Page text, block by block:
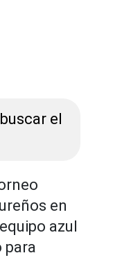
el
en
azul
para